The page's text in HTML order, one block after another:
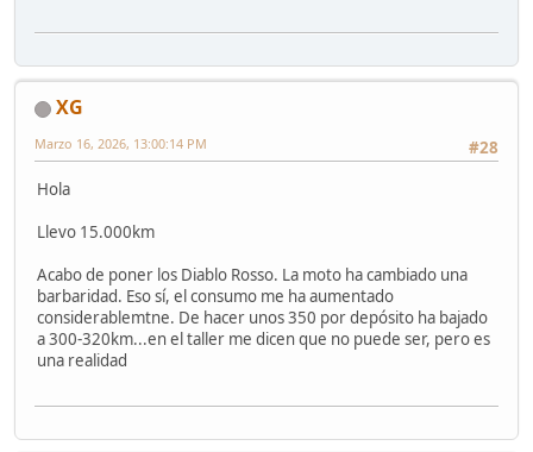
XG
#28
Marzo 16, 2026, 13:00:14 PM
Hola
Llevo 15.000km
Acabo de poner los Diablo Rosso. La moto ha cambiado una
barbaridad. Eso sí, el consumo me ha aumentado
considerablemtne. De hacer unos 350 por depósito ha bajado
a 300-320km...en el taller me dicen que no puede ser, pero es
una realidad